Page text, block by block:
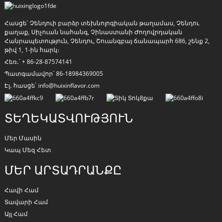
Հասցե՝ Չենդուի բարձր տեխնոլոգիական թաղամաս, Չենդու
քաղաք, Սիչուան նահանգ, Չինաստանի Ժողովրդական
Հանրապետություն, Չենդու, Շուանգբայ ճանապարհ 686, շենք 2,
թիվ 1, 1-ին հարկ։
Հեռ․՝ + 86-28-87574141
Պատգամավոր՝ 86-18984369005
Էլ․ հասցե՝ info@huixinflavor.com
ՏԵՂԵԿԱՏՎՈՒԹՅՈՒՆ
Մեր Մասին
Կապ Մեզ Հետ
ՄԵՐ ԱՐՏԱԴՐԱՆՔԸ
Հավի Համ
Տավարի Համ
Այլ Համ